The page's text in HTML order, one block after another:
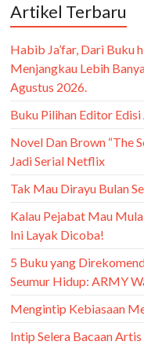
Artikel Terbaru
Habib Ja’far, Dari Buku
Menjangkau Lebih
Agustus 2026.
Buku Pilihan Editor
Novel Dan Brown “The
Jadi Serial Netflix
Tak Mau Dirayu Bulan
Kalau Pejabat Mau
Ini Layak Dicoba!
5 Buku yang
Seumur Hidup: ARMY
Mengintip Kebiasaan
Intip Selera Bacaan